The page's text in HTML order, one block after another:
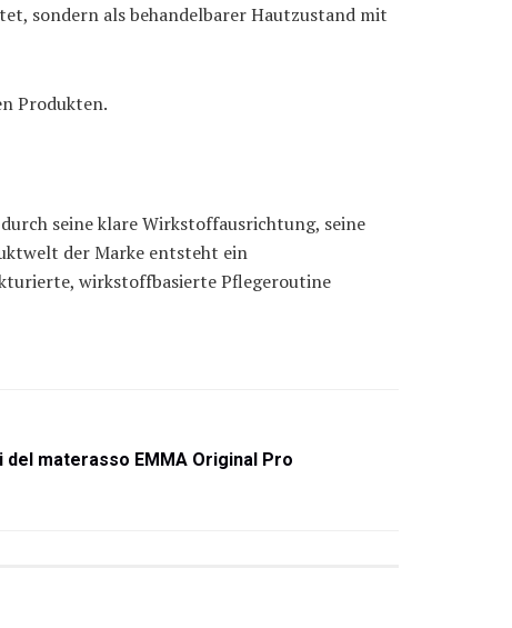
sondern als behandelbarer Hautzustand mit
Produkten.
seine klare Wirkstoffausrichtung, seine
der Marke entsteht ein
wirkstoffbasierte Pflegeroutine
materasso EMMA Original Pro